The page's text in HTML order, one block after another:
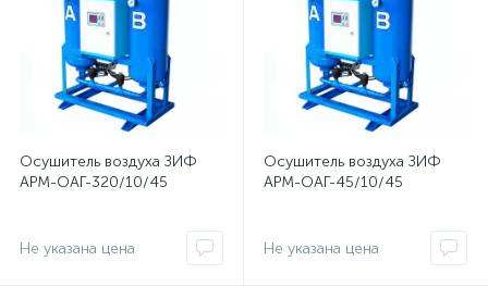
Осушитель воздуха ЗИФ
АРМ-ОАГ-320/10/45
Не указана цена
Осушитель воздуха ЗИФ
АРМ-ОАГ-45/10/45
Не указана цена